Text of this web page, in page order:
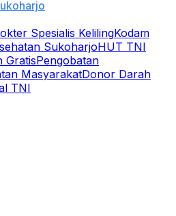
Spesialis KelilingKodam
SukoharjoHUT TNI
GratisPengobatan
MasyarakatDonor Darah
TNI